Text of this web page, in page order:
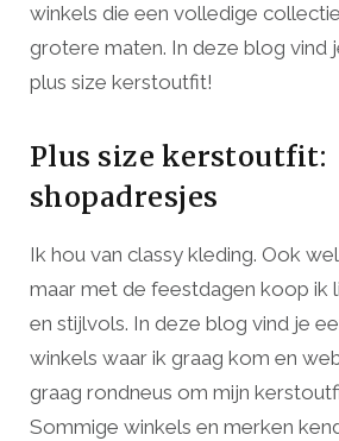
winkels die een volledige
grotere maten. In deze blog vind
plus size kerstoutfit!
Plus size kerstoutfit:
shopadresjes
Ik hou van classy kleding. Ook
maar met de feestdagen koop ik
en stijlvols. In deze blog vind je
winkels waar ik graag kom en
graag rondneus om mijn
Sommige winkels en merken